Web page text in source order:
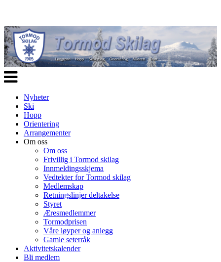
Veksle
navigasjon
Nyheter
Ski
Hopp
Orientering
Arrangementer
Om oss
Om oss
Frivillig i Tormod skilag
Innmeldingsskjema
Vedtekter for Tormod skilag
Medlemskap
Retningslinjer deltakelse
Styret
Æresmedlemmer
Tormodprisen
Våre løyper og anlegg
Gamle seterråk
Aktivitetskalender
Bli medlem